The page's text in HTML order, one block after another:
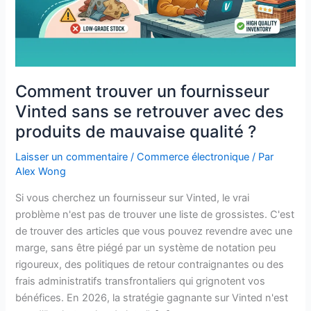
Comment trouver un fournisseur
Vinted sans se retrouver avec des
produits de mauvaise qualité ?
Laisser un commentaire /Commerce électronique / Par
Alex Wong
Si vous cherchez un fournisseur sur Vinted, le vrai
problème n'est pas de trouver une liste de grossistes. C'est
de trouver des articles que vous pouvez revendre avec une
marge, sans être piégé par un système de notation peu
rigoureux, des politiques de retour contraignantes ou des
frais administratifs transfrontaliers qui grignotent vos
bénéfices. En 2026, la stratégie gagnante sur Vinted n'est
produits
mauvaise
?